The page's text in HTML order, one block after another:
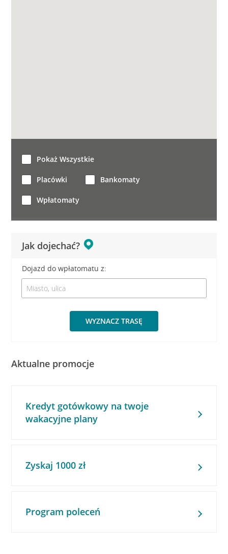
Jak dojechać?
Dojazd do wpłatomatu z:
WYZNACZ TRASĘ
Pokaż Wszystkie
Placówki Bankomaty
Wpłatomaty
Aktualne promocje
Kredyt gotówkowy na twoje
wakacyjne plany
Zyskaj 1000 zł
Program poleceń